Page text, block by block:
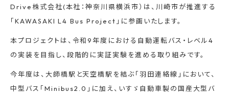
Drive株式会社(本社：神奈川県横浜市）は、川崎市が推進する
「KAWASAKI L4 Bus Project」に参画いたします。
本プロジェクトは、令和9年度における自動運転バス・レベル4
の実装を目指し、段階的に実証実験を進める取り組みです。
今年度は、大師橋駅と天空橋駅を結ぶ「羽田連絡線」において、
中型バス「Minibus2.0」に加え、いすゞ自動車製の国産大型バ